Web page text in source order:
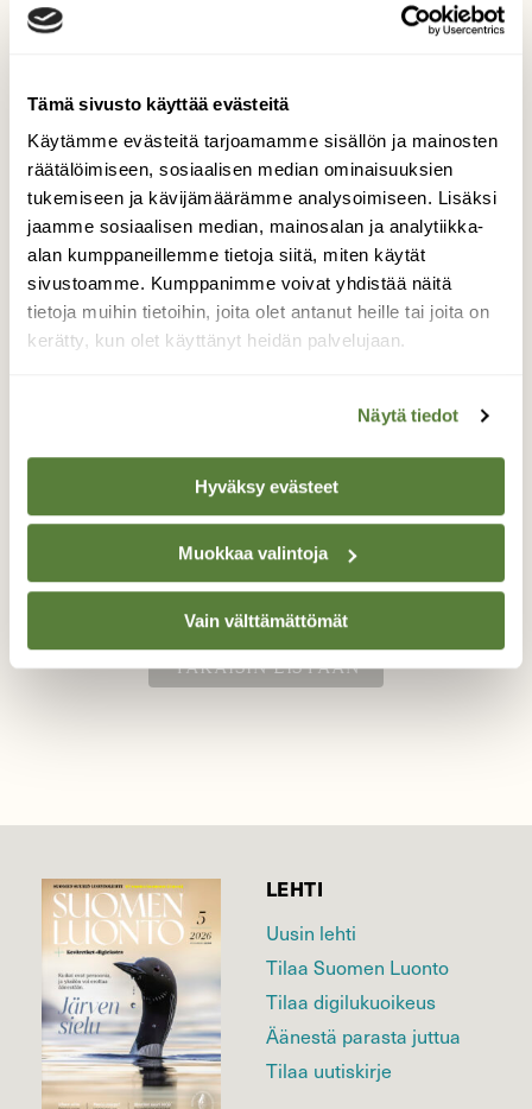
Tämä sivusto käyttää evästeitä
Käytämme evästeitä tarjoamamme sisällön ja mainosten
räätälöimiseen, sosiaalisen median ominaisuuksien
tukemiseen ja kävijämäärämme analysoimiseen. Lisäksi
jaamme sosiaalisen median, mainosalan ja analytiikka-
alan kumppaneillemme tietoja siitä, miten käytät
sivustoamme. Kumppanimme voivat yhdistää näitä
tietoja muihin tietoihin, joita olet antanut heille tai joita on
kerätty, kun olet käyttänyt heidän palvelujaan.
Näytä tiedot
Hyväksy evästeet
Muokkaa valintoja
Vain välttämättömät
Janoinen kauris
Metsäkauris kävi juomassa
lintulammikostani.
Valokuvaaja: Reijo Juurinen, Veikkola Huhtikuu
TAKAISIN LISTAAN
LEHTI
Uusin lehti
Tilaa Suomen Luonto
Tilaa digilukuoikeus
Äänestä parasta juttua
Tilaa uutiskirje